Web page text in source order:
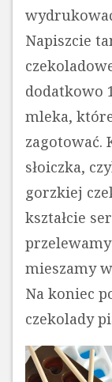
Napiszcie
dodatkowo
mleka,
zagotować.
słoiczka,
gorzkiej
kształcie
mieszamy
Na koniec
czekolady